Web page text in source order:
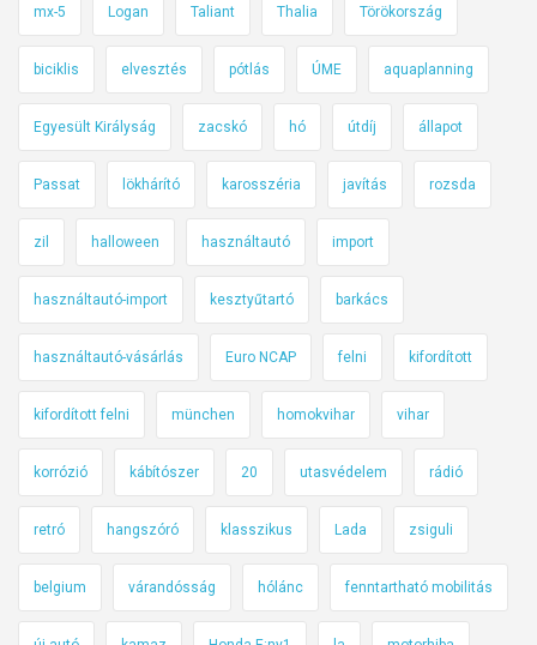
mx-5 Logan Taliant Thalia Törökország
biciklis elvesztés pótlás ÚME aquaplanning
Egyesült Királyság zacskó hó útdíj állapot
Passat lökhárító karosszéria javítás rozsda
zil halloween használtautó import
használtautó-import kesztyűtartó barkács
használtautó-vásárlás Euro NCAP felni kifordított
kifordított felni münchen homokvihar vihar
korrózió kábítószer 20 utasvédelem rádió
retró hangszóró klasszikus Lada zsiguli
belgium várandósság hólánc fenntartható mobilitás